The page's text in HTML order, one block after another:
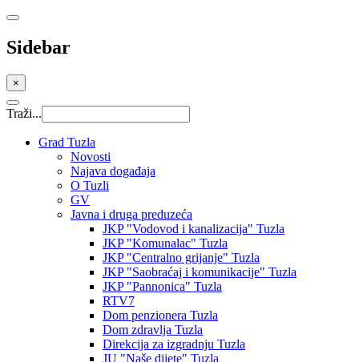
Sidebar
×
Traži...
Grad Tuzla
Novosti
Najava događaja
O Tuzli
GV
Javna i druga preduzeća
JKP "Vodovod i kanalizacija" Tuzla
JKP "Komunalac" Tuzla
JKP "Centralno grijanje" Tuzla
JKP "Saobraćaj i komunikacije" Tuzla
JKP "Pannonica" Tuzla
RTV7
Dom penzionera Tuzla
Dom zdravlja Tuzla
Direkcija za izgradnju Tuzla
JU "Naše dijete" Tuzla